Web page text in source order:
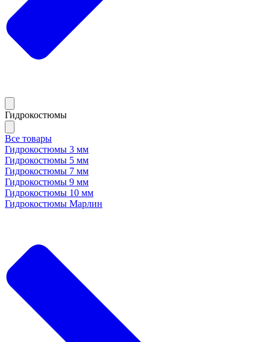
Гидрокостюмы
Все товары
Гидрокостюмы 3 мм
Гидрокостюмы 5 мм
Гидрокостюмы 7 мм
Гидрокостюмы 9 мм
Гидрокостюмы 10 мм
Гидрокостюмы Марлин